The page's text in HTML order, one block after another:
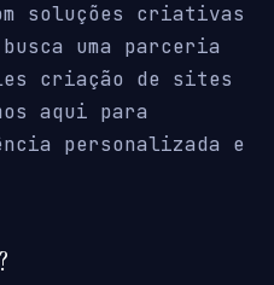
soluções criativas
uma parceria
criação de sites
aqui para
personalizada e